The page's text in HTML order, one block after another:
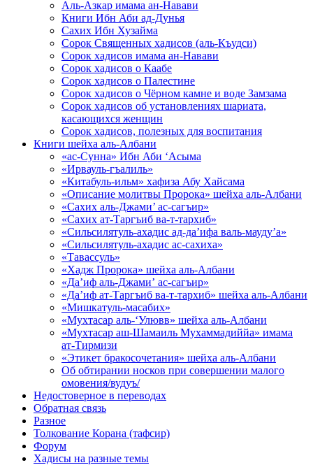
Аль-Азкар имама ан-Навави
Книги Ибн Аби ад-Дунья
Сахих Ибн Хузайма
Сорок Священных хадисов (аль-Къудси)
Сорок хадисов имама ан-Навави
Сорок хадисов о Каабе
Сорок хадисов о Палестине
Сорок хадисов о Чёрном камне и воде Замзама
Сорок хадисов об установлениях шариата,
касающихся женщин
Сорок хадисов, полезных для воспитания
Книги шейха аль-Албани
«ас-Сунна» Ибн Аби ‘Асыма
«Ирвауль-гъалиль»
«Китабуль-ильм» хафиза Абу Хайсама
«Описание молитвы Пророка» шейха аль-Албани
«Сахих аль-Джами’ ас-сагъир»
«Сахих ат-Таргъиб ва-т-тархиб»
«Сильсилятуль-ахадис ад-да’ифа валь-мауду’а»
«Сильсилятуль-ахадис ас-сахиха»
«Тавассуль»
«Хадж Пророка» шейха аль-Албани
«Да’иф аль-Джами’ ас-сагъир»
«Да’иф ат-Таргъиб ва-т-тархиб» шейха аль-Албани
«Мишкатуль-масабих»
«Мухтасар аль-‘Улювв» шейха аль-Албани
«Мухтасар аш-Шамаиль Мухаммадиййа» имама
ат-Тирмизи
«Этикет бракосочетания» шейха аль-Албани
Об обтирании носков при совершении малого
омовения/вудуъ/
Недостоверное в переводах
Обратная связь
Разное
Толкование Корана (тафсир)
Форум
Хадисы на разные темы